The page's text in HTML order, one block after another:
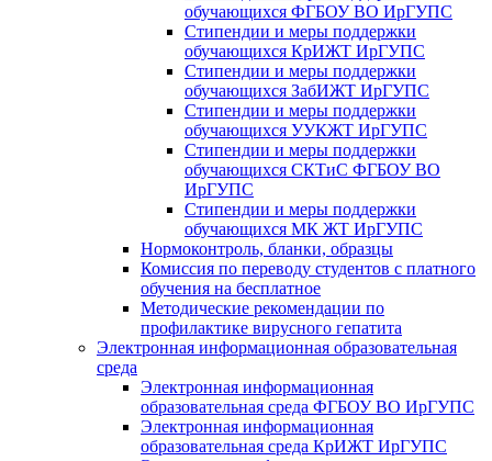
обучающихся ФГБОУ ВО ИрГУПС
Стипендии и меры поддержки
обучающихся КрИЖТ ИрГУПС
Стипендии и меры поддержки
обучающихся ЗабИЖТ ИрГУПС
Стипендии и меры поддержки
обучающихся УУКЖТ ИрГУПС
Стипендии и меры поддержки
обучающихся СКТиС ФГБОУ ВО
ИрГУПС
Стипендии и меры поддержки
обучающихся МК ЖТ ИрГУПС
Нормоконтроль, бланки, образцы
Комиссия по переводу студентов с платного
обучения на бесплатное
Методические рекомендации по
профилактике вирусного гепатита
Электронная информационная образовательная
среда
Электронная информационная
образовательная среда ФГБОУ ВО ИрГУПС
Электронная информационная
образовательная среда КрИЖТ ИрГУПС